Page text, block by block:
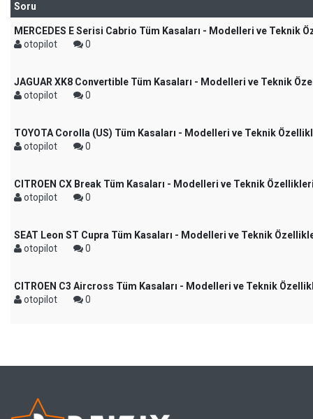
Soru
MERCEDES E Serisi Cabrio Tüm Kasaları - Modelleri ve Teknik
otopilot
0
JAGUAR XK8 Convertible Tüm Kasaları - Modelleri ve Teknik
otopilot
0
TOYOTA Corolla (US) Tüm Kasaları - Modelleri ve Teknik
otopilot
0
CITROEN CX Break Tüm Kasaları - Modelleri ve Teknik
otopilot
0
SEAT Leon ST Cupra Tüm Kasaları - Modelleri ve Teknik
otopilot
0
CITROEN C3 Aircross Tüm Kasaları - Modelleri ve Teknik
otopilot
0